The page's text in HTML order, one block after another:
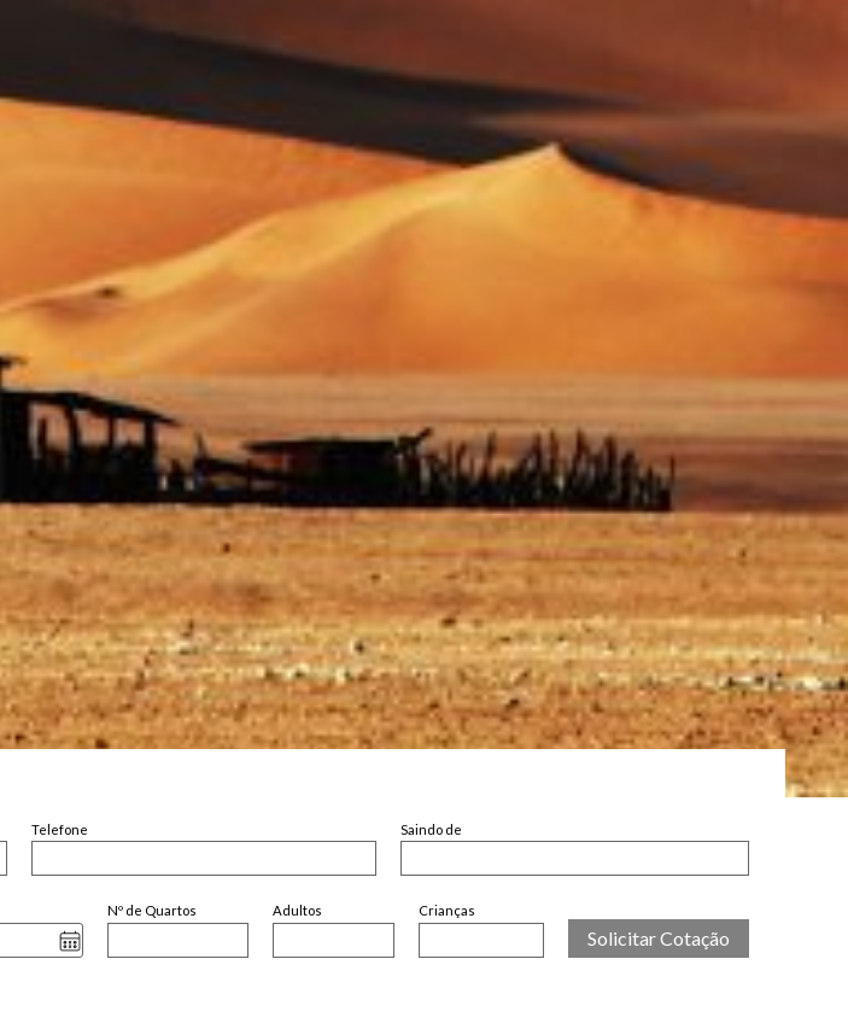
Telefone Saindo de
Nº de Quartos Adultos Crianças